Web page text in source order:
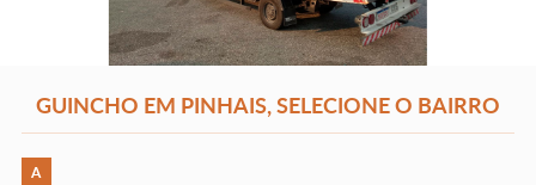
GUINCHO EM PINHAIS, SELECIONE O BAIRRO
A